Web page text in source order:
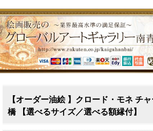
【オーダー油絵 】クロード・モネ チ
橋 【選べるサイズ／選べる額縁付】